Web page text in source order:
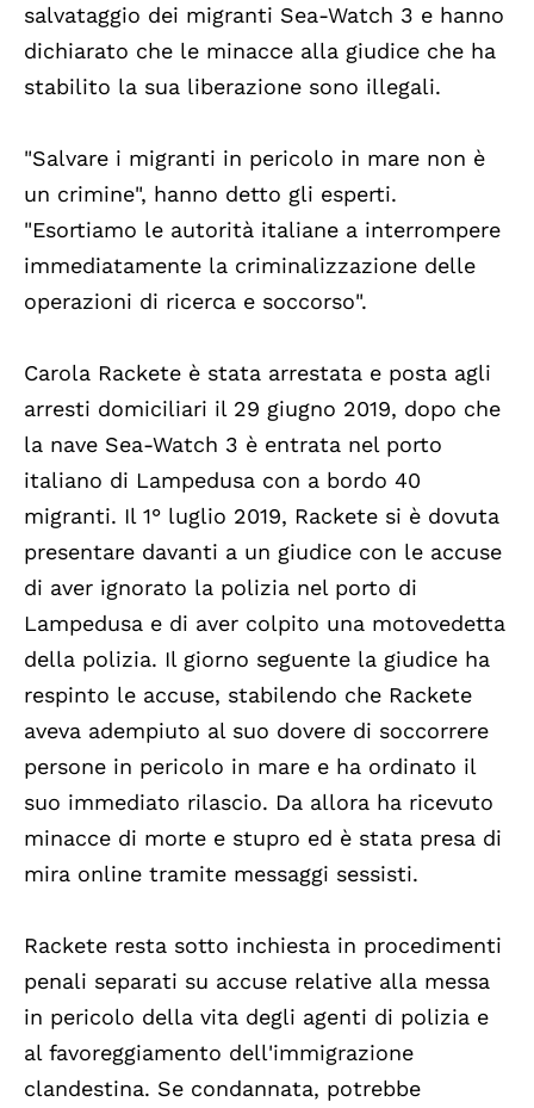
salvataggio dei migranti Sea-Watch 3 e hanno
dichiarato che le minacce alla giudice che ha
stabilito la sua liberazione sono illegali.
"Salvare i migranti in pericolo in mare non è
un crimine", hanno detto gli esperti.
"Esortiamo le autorità italiane a interrompere
immediatamente la criminalizzazione delle
operazioni di ricerca e soccorso".
Carola Rackete è stata arrestata e posta agli
arresti domiciliari il 29 giugno 2019, dopo che
la nave Sea-Watch 3 è entrata nel porto
italiano di Lampedusa con a bordo 40
migranti. Il 1° luglio 2019, Rackete si è dovuta
presentare davanti a un giudice con le accuse
di aver ignorato la polizia nel porto di
Lampedusa e di aver colpito una motovedetta
della polizia. Il giorno seguente la giudice ha
respinto le accuse, stabilendo che Rackete
aveva adempiuto al suo dovere di soccorrere
persone in pericolo in mare e ha ordinato il
suo immediato rilascio. Da allora ha ricevuto
minacce di morte e stupro ed è stata presa di
mira online tramite messaggi sessisti.
Rackete resta sotto inchiesta in procedimenti
penali separati su accuse relative alla messa
in pericolo della vita degli agenti di polizia e
al favoreggiamento dell'immigrazione
clandestina. Se condannata, potrebbe